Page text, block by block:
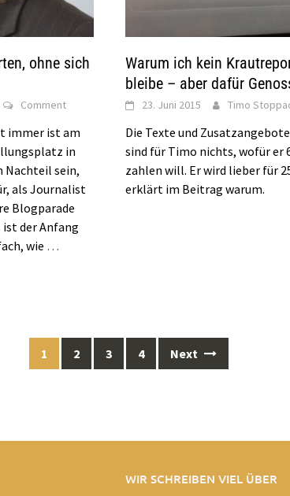
ohne sich
Comment
immer ist am
in
Nachteil sein,
als Journalist
Blogparade
der Anfang
wie …
Warum ich kein
bleibe – aber dafür
23. Juni 2015 Timo
Die Texte und
sind für Timo nichts, wofür er
zahlen will. Er wird lieber für
erklärt im Beitrag warum.
1 2 3 4 Next
WIR SCHREIBEN VIEL ÜBER